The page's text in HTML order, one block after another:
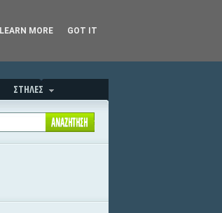
ΣΤΗΛΕΣ
LEARN MORE GOT IT